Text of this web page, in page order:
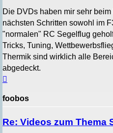
Die DVDs haben mir sehr
nächsten Schritten sowohl im
"normalen" RC Segelflug
Tricks, Tuning,
Thermik sind wirklich alle
abgedeckt.
foobos
Re: Videos zum Thema